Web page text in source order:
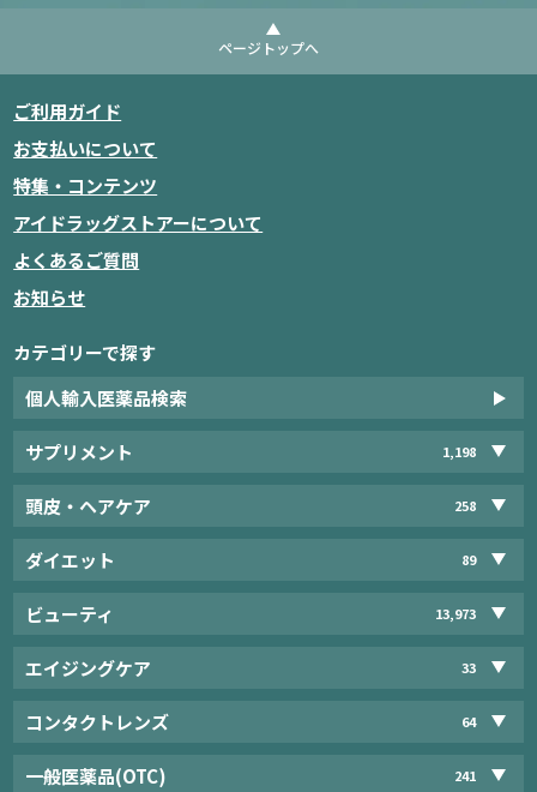
ページトップへ
ご利用ガイド
お支払いについて
特集・コンテンツ
アイドラッグストアーについて
よくあるご質問
お知らせ
カテゴリーで探す
個人輸入医薬品検索
サプリメント 1,198
頭皮・ヘアケア 258
ダイエット 89
ビューティ 13,973
エイジングケア 33
コンタクトレンズ 64
一般医薬品(OTC) 241